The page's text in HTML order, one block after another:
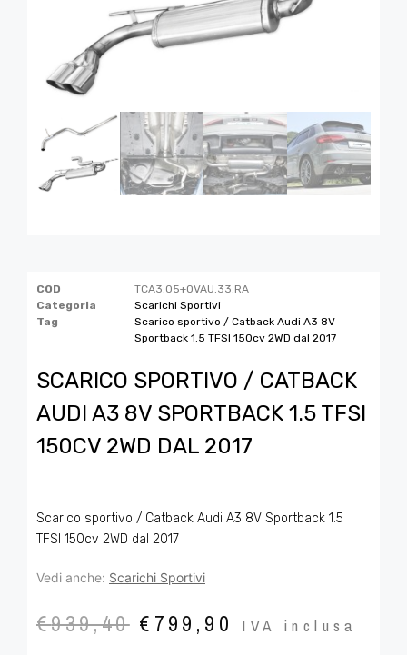
COD
TCA3.05+OVAU.33.RA
Categoria
Scarichi Sportivi
Tag
Scarico sportivo / Catback Audi A3 8V
Sportback 1.5 TFSI 150cv 2WD dal 2017
SCARICO SPORTIVO / CATBACK
AUDI A3 8V SPORTBACK 1.5 TFSI
150CV 2WD DAL 2017
Scarico sportivo / Catback Audi A3 8V Sportback 1.5
TFSI 150cv 2WD dal 2017
Vedi anche: Scarichi Sportivi
€939,40 € 799,90 IVA inclusa